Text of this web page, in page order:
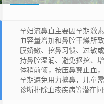
孕妇流鼻血主要因孕期激
血容量增加和鼻腔干燥所
膜娇嫩、挖鼻习惯、过敏
持鼻腔湿润、避免抠挖、
体稍前倾，按压鼻翼止血
孕期避免用力擤鼻，儿童
诊断排除血液疾病等潜在问